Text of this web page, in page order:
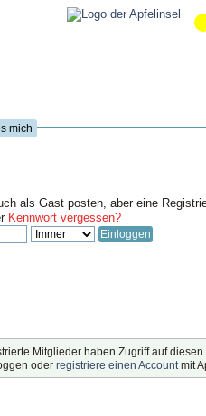
mich
als Gast posten, aber eine
Kennwort vergessen?
Mitglieder haben Zugriff auf diesen
oder registriere einen Account mit